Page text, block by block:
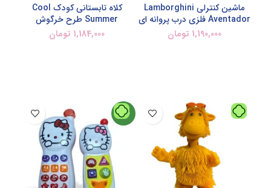
ماشین کنترلی Lamborghini
Aventador فلزی درب پروانه ای
1,190,000 تومان
کلاه تابستانی کودک Cool
Summer طرح خرگوش
1,184,000 تومان
جدید